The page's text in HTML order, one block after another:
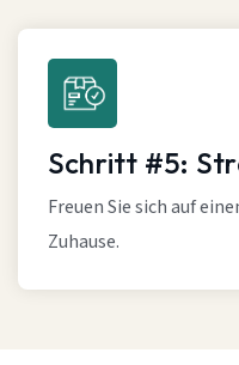
Schritt #5:
Freuen Sie sich auf
Zuhause.